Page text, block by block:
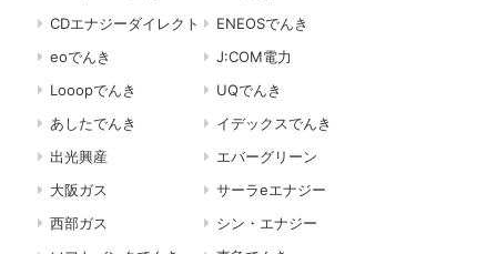
CDエナジーダイレクト
ENEOSでんき
eoでんき
J:COM電力
Looopでんき
UQでんき
あしたでんき
イデックスでんき
出光興産
エバーグリーン
大阪ガス
サーラeエナジー
西部ガス
シン・エナジー